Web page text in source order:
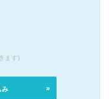
ます)
み